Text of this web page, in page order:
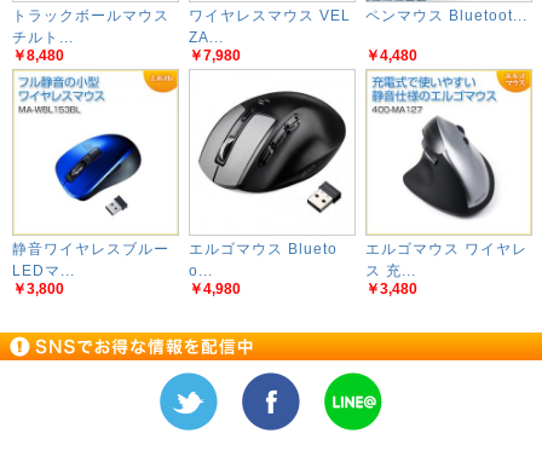
トラックボールマウス
チルト...
￥8,480
ワイヤレスマウス VEL
ZA...
￥7,980
ペンマウス Bluetoot...
￥4,480
静音ワイヤレスブルー
LEDマ...
￥3,800
エルゴマウス Blueto
o...
￥4,980
エルゴマウス ワイヤレ
ス 充...
￥3,480